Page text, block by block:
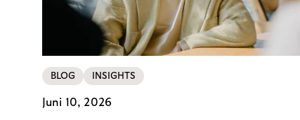
BLOG INSIGHTS
Juni 10, 2026